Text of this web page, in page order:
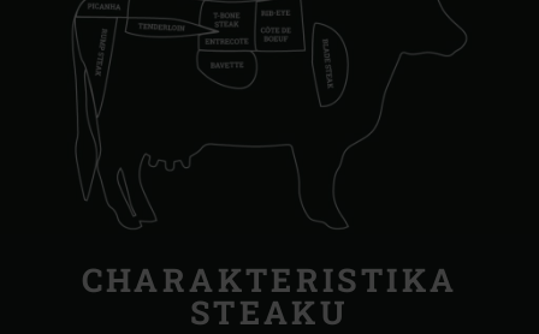
CHARAKTERISTIKA
STEAKU